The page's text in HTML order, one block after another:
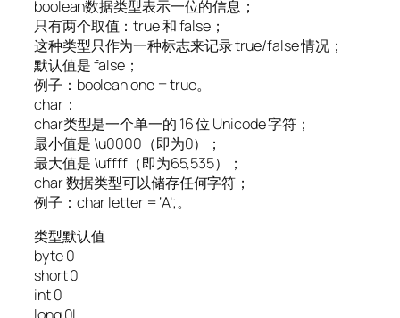
boolean数据类型表示一位的信息；
只有两个取值：true 和 false；
这种类型只作为一种标志来记录 true/false 情况；
默认值是 false；
例子：boolean one = true。
char：
char类型是一个单一的 16 位 Unicode 字符；
最小值是 \u0000（即为0）；
最大值是 \uffff（即为65,535）；
char 数据类型可以储存任何字符；
例子：char letter = ‘A’;。
类型默认值
byte 0
short 0
int 0